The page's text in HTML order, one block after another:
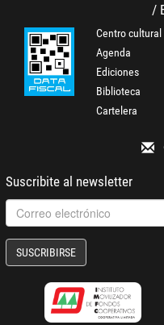
/
Centro cultural
Agenda
Ediciones
Biblioteca
Cartelera
Suscribite al newsletter
SUSCRIBIRSE